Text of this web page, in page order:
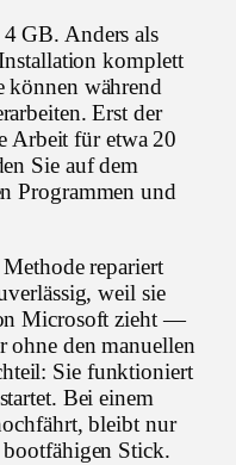
GB. Anders als
komplett
während
Erst der
Arbeit für etwa 20
Sie auf dem
Programmen und
repariert
weil sie
Microsoft zieht —
ohne den manuellen
Sie funktioniert
Bei einem
bleibt nur
Stick.